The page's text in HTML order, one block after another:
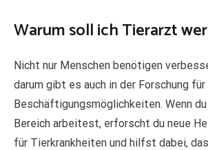
Warum soll ich Tierarzt
Nicht nur Menschen benötigen
darum gibt es auch in der Forschung
Beschäftigungsmöglichkeiten. Wenn
Bereich arbeitest, erforscht du neue
für Tierkrankheiten und hilfst dabei,